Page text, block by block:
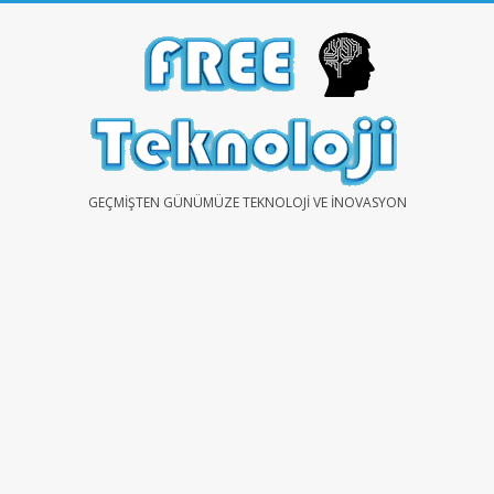
FREEGEÇMIŞTEN GÜNÜMÜZE TEKNOLOJI VE İNOVASYON